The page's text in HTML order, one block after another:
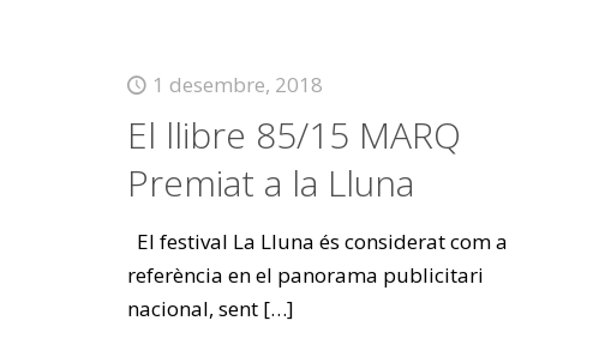
1 desembre, 2018
El llibre 85/15 MARQ
Premiat a la Lluna
El festival La Lluna és considerat com a
referència en el panorama publicitari
nacional, sent[…]